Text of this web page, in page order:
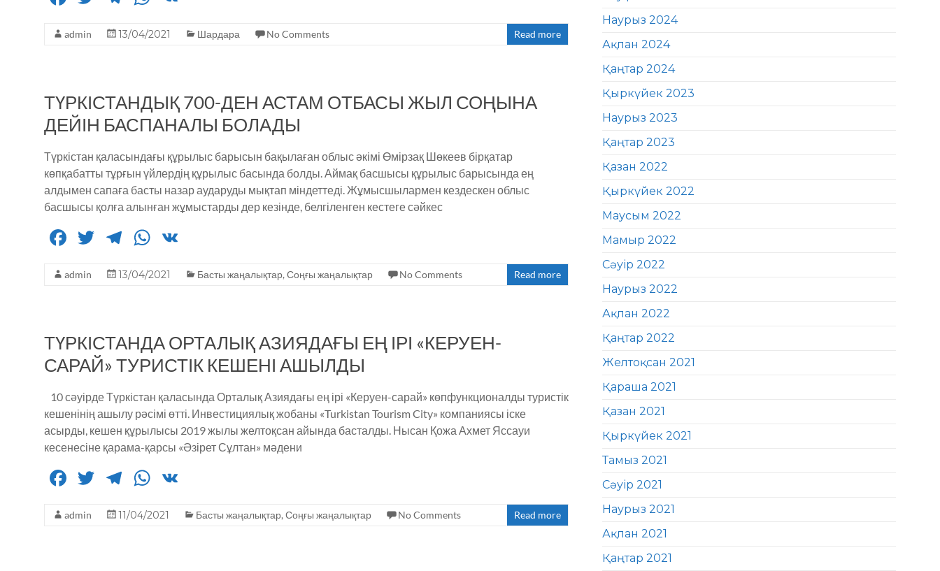
c
o
o
k
it e
m
a
p
p
admin 13/04/2021 Шардара No Comments Read more
ТҮРКІСТАНДЫҚ 700-ДЕН АСТАМ ОТБАСЫ ЖЫЛ СОҢЫНА
ДЕЙІН БАСПАНАЛЫ БОЛАДЫ
Түркістан қаласындағы құрылыс барысын бақылаған облыс әкімі Өмірзақ Шөкеев бірқатар
көпқабатты тұрғын үйлердің құрылыс басында болды. Аймақ басшысы құрылыс барысында ең
алдымен сапаға басты назар аударуды мықтап міндеттеді. Жұмысшылармен кездескен облыс
басшысы қолға алынған жұмыстарды дер кезінде, белгіленген кестеге сәйкес
F
c
o
o
k
T
it
T
e
m
W
a
p
p
admin 13/04/2021 Басты жаңалықтар, Соңғы жаңалықтар No Comments Read more
ТҮРКІСТАНДА ОРТАЛЫҚ АЗИЯДАҒЫ ЕҢ ІРІ «КЕРУЕН-
САРАЙ» ТУРИСТІК КЕШЕНІ АШЫЛДЫ
10 сәуірде Түркістан қаласында Орталық Азиядағы ең ірі «Керуен-сарай» көпфункционалды туристік
кешенінің ашылу рәсімі өтті. Инвестициялық жобаны «Turkistan Tourism City» компаниясы іске
асырды, кешен құрылысы 2019 жылы желтоқсан айында басталды. Нысан Қожа Ахмет Яссауи
кесенесіне қарама-қарсы «Әзірет Сұлтан» мәдени
F
c
T
it
T
e
W
a
admin 11/04/2021 Басты жаңалықтар, Соңғы жаңалықтар No Comments Read more
Наурыз 2024
Ақпан 2024
Қаңтар 2024
Қыркүйек 2023
Наурыз 2023
Қаңтар 2023
Қазан 2022
Қыркүйек 2022
Маусым 2022
Мамыр 2022
Сәуір 2022
Наурыз 2022
Ақпан 2022
Қаңтар 2022
Желтоқсан 2021
Қараша 2021
Қазан 2021
Қыркүйек 2021
Тамыз 2021
Сәуір 2021
Наурыз 2021
Ақпан 2021
Қаңтар 2021